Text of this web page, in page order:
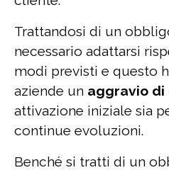
Trattandosi di un
necessario adattarsi
modi previsti e questo
aziende un aggravio di
attivazione iniziale sia
continue evoluzioni.
Benché si tratti di un